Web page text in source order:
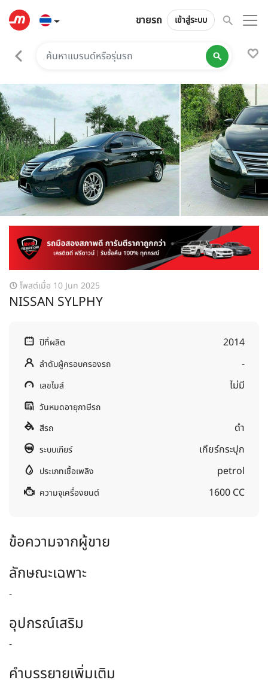
ขายรถ เข้าสู่ระบบ
โพสต์เมื่อ 10 Jun 2025
NISSAN SYLPHY
ปีที่ผลิต 2014
ลำดับผู้ครอบครองรถ -
เลขไมล์ ไม่มี
วันหมดอายุภาษีรถ
สีรถ
ดำ
ระบบเกียร์ เกียร์กระปุก
ประเภทเชื้อเพลิง petrol
ความจุเครื่องยนต์ 1600 CC
ข้อความจากผู้ขาย
ลักษณะเฉพาะ
-
อุปกรณ์เสริม
-
คำบรรยายเพิ่มเติม